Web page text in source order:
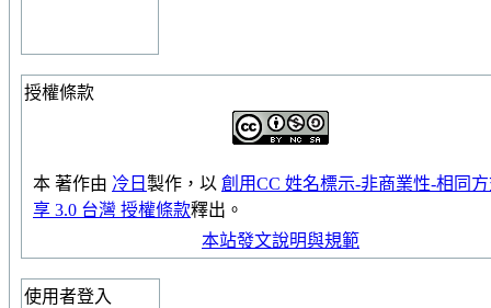
授權條款
本 著作由 冷日 製作，以 創用CC 姓名標示-非商業性-相同
享 3.0 台灣 授權條款釋出。
本站發文說明與規範
使用者登入